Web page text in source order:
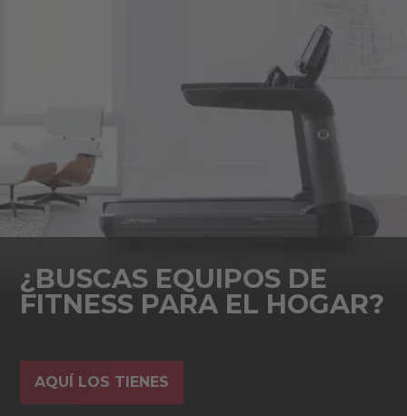
¿BUSCAS EQUIPOS DE
FITNESS PARA EL HOGAR?
AQUÍ LOS TIENES